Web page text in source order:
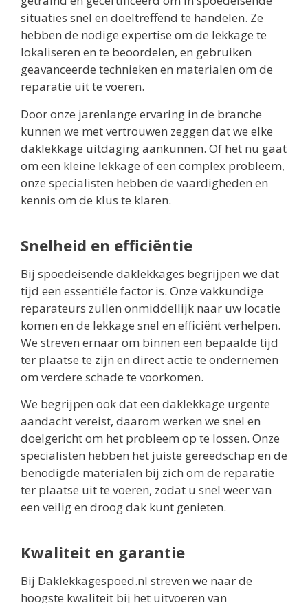
situaties snel en doeltreffend te handelen. Ze
hebben de nodige expertise om de lekkage te
lokaliseren en te beoordelen, en gebruiken
geavanceerde technieken en materialen om de
reparatie uit te voeren.
Door onze jarenlange ervaring in de branche
kunnen we met vertrouwen zeggen dat we elke
daklekkage uitdaging aankunnen. Of het nu gaat
om een kleine lekkage of een complex probleem,
onze specialisten hebben de vaardigheden en
kennis om de klus te klaren.
Snelheid en efficiëntie
Bij spoedeisende daklekkages begrijpen we dat
tijd een essentiële factor is. Onze vakkundige
reparateurs zullen onmiddellijk naar uw locatie
komen en de lekkage snel en efficiënt verhelpen.
We streven ernaar om binnen een bepaalde tijd
ter plaatse te zijn en direct actie te ondernemen
om verdere schade te voorkomen.
We begrijpen ook dat een daklekkage urgente
aandacht vereist, daarom werken we snel en
doelgericht om het probleem op te lossen. Onze
specialisten hebben het juiste gereedschap en de
benodigde materialen bij zich om de reparatie
ter plaatse uit te voeren, zodat u snel weer van
een veilig en droog dak kunt genieten.
Kwaliteit en garantie
Bij Daklekkagespoed.nl streven we naar de
hoogste kwaliteit bij het uitvoeren van